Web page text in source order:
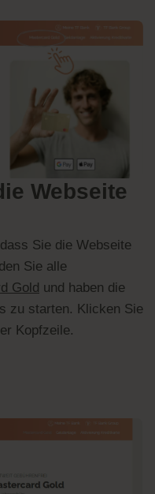
Webseite
Sie die Webseite
Sie alle
Gold und haben die
zu starten. Klicken Sie
Kopfzeile.